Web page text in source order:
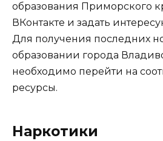
образования Приморского
ВКонтакте и задать
Для получения последних
образовании города
необходимо перейти на
ресурсы.
Наркотики